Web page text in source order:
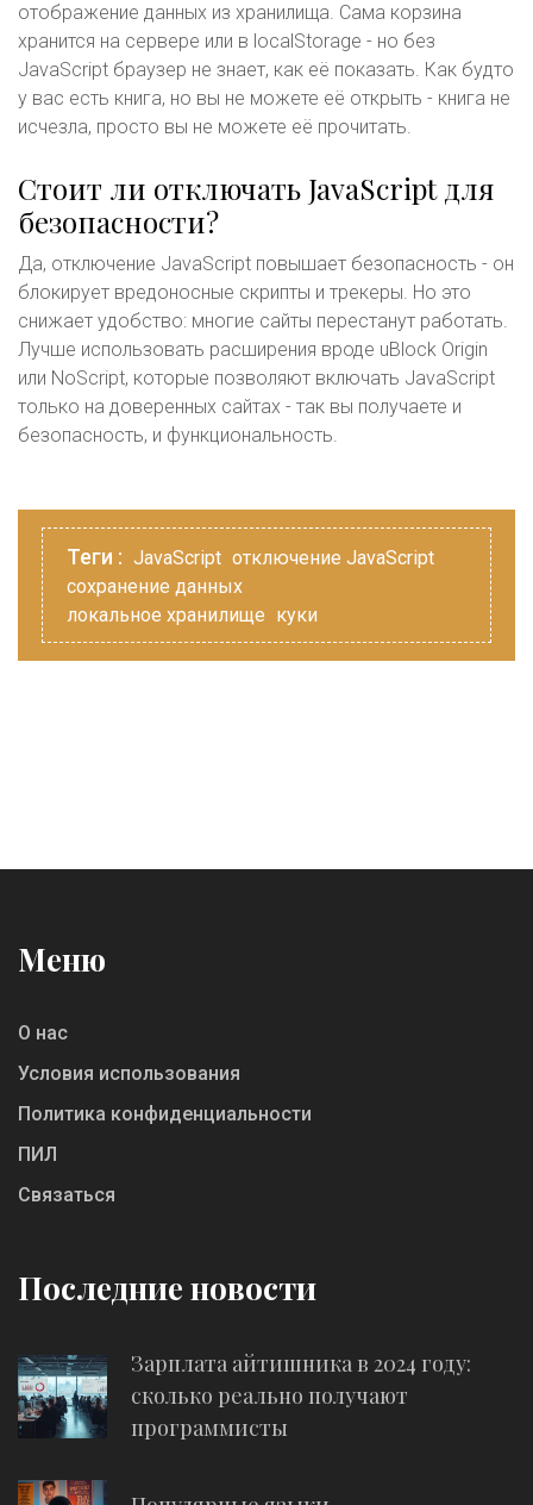
отображение данных из хранилища. Сама корзина
хранится на сервере или в localStorage - но без
JavaScript браузер не знает, как её показать. Как будто
у вас есть книга, но вы не можете её открыть - книга не
исчезла, просто вы не можете её прочитать.
Стоит ли отключать JavaScript для
безопасности?
Да, отключение JavaScript повышает безопасность - он
блокирует вредоносные скрипты и трекеры. Но это
снижает удобство: многие сайты перестанут работать.
Лучше использовать расширения вроде uBlock Origin
или NoScript, которые позволяют включать JavaScript
только на доверенных сайтах - так вы получаете и
безопасность, и функциональность.
Теги : JavaScript отключение JavaScript
сохранение данных
локальное хранилище куки
Меню
О нас
Условия использования
Политика конфиденциальности
ПИЛ
Связаться
Последние новости
Зарплата айтишника в 2024 году:
сколько реально получают
программисты